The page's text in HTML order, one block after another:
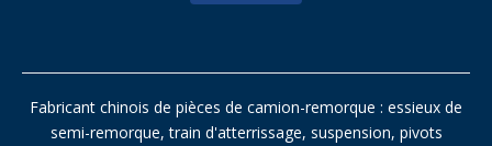
Fabricant chinois de pièces de camion-remorque : essieux de
semi-remorque, train d'atterrissage, suspension, pivots